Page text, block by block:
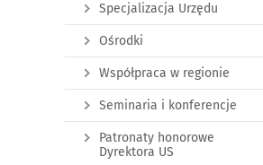
Specjalizacja Urzędu
Ośrodki
Współpraca w regionie
Seminaria i konferencje
Patronaty honorowe
Dyrektora US